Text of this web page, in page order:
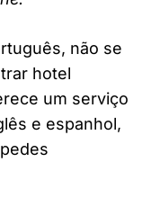
não se
hotel
um serviço
e espanhol,